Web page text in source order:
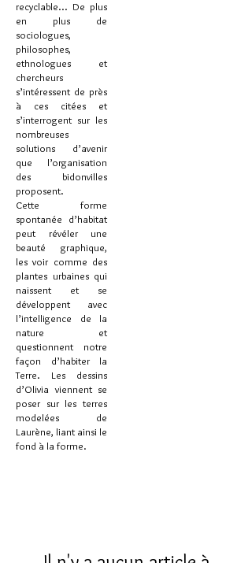
recyclable... De plus
en plus de
sociologues,
philosophes,
ethnologues et
chercheurs
s’intéressent de près
à ces citées et
s’interrogent sur les
nombreuses
solutions d’avenir
que l’organisation
des bidonvilles
proposent.
Cette forme
spontanée d’habitat
peut révéler une
beauté graphique,
les voir comme des
plantes urbaines qui
naissent et se
développent avec
l’intelligence de la
nature et
questionnent notre
façon d’habiter la
Terre. Les dessins
d’Olivia viennent se
poser sur les terres
modelées de
Laurène, liant ainsi le
fond à la forme.